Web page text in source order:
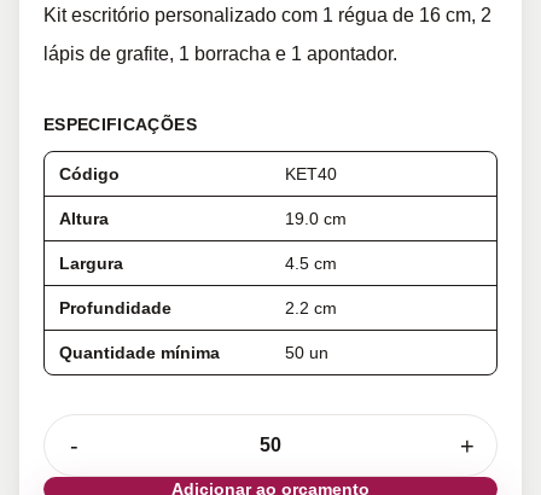
Kit escritório personalizado com 1 régua de 16 cm, 2
lápis de grafite, 1 borracha e 1 apontador.
ESPECIFICAÇÕES
Código KET40
Altura 19.0 cm
Largura 4.5 cm
Profundidade 2.2 cm
Quantidade mínima 50 un
- +
Adicionar ao orçamento